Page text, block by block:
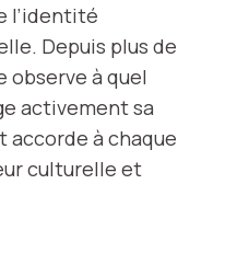
l’identité
Depuis plus de
observe à quel
activement sa
à chaque
culturelle et